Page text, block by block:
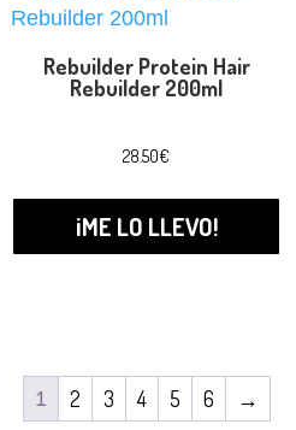
Rebuilder Protein Hair
Rebuilder 200ml
28.50€
¡ME LO LLEVO!
1 2 3 4 5 6 →